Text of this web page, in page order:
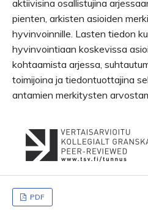
aktiivisina osallistujina
pienten, arkisten asioiden
hyvinvoinnille. Lasten tiedon
hyvinvointiaan koskevissa
kohtaamista arjessa,
toimijoina ja tiedontuottajina
antamien merkitysten
PDF